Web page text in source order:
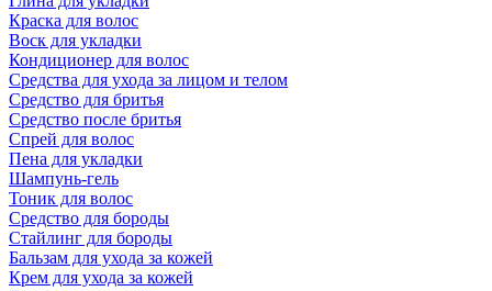
Краска для волос
Воск для укладки
Кондиционер для волос
Средства для ухода за лицом и телом
Средство для бритья
Средство после бритья
Спрей для волос
Пена для укладки
Шампунь-гель
Тоник для волос
Средство для бороды
Стайлинг для бороды
Бальзам для ухода за кожей
Крем для ухода за кожей